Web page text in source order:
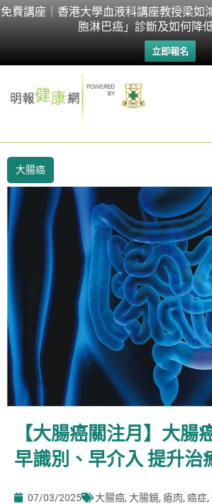
免費講座｜香港大學血液科講座教授梁如
胞淋巴癌」診斷及如何降
立即報名
Skip
大腸癌
【大腸癌關注月】大腸
早識別、早介入 提升治
07/03/2025 大腸癌, 大腸鏡, 瘜肉, 癌症,